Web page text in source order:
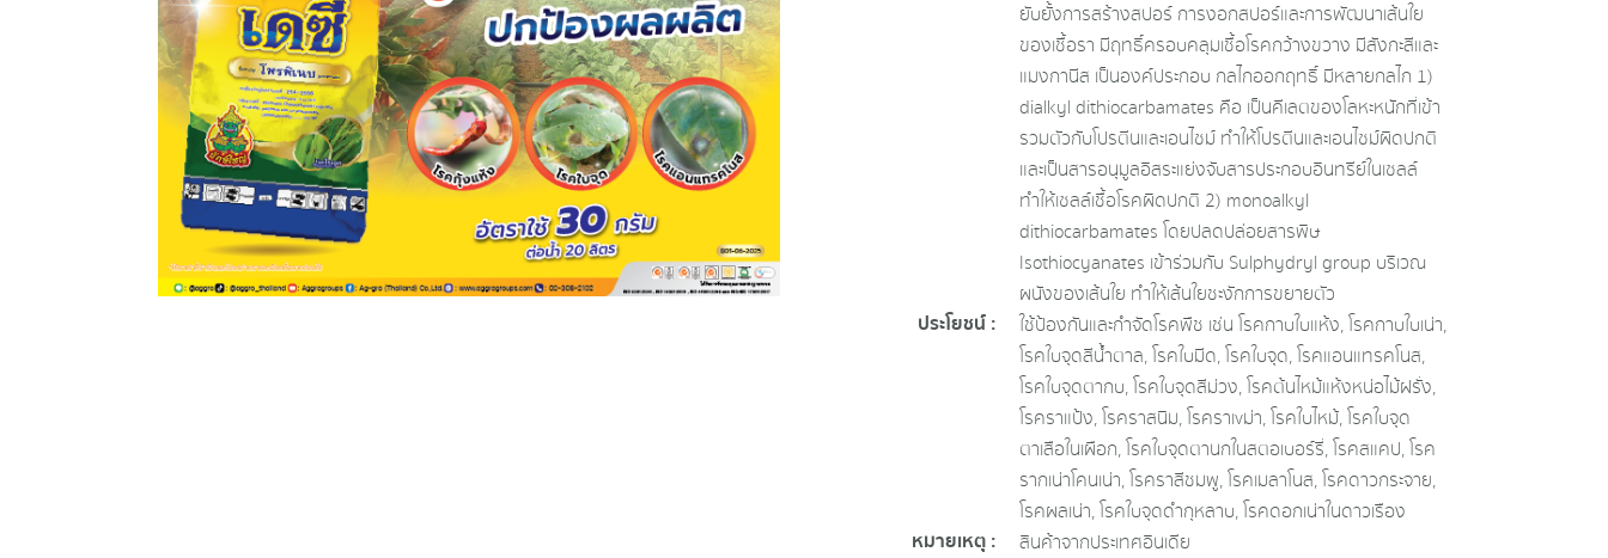
ยับยั้งการสร้างสปอร์ การงอกสปอร์และการพัฒนาเส้นใย
ของเชื้อรา มีฤทธิ์ครอบคลุมเชื้อโรคกว้างขวาง มีสังกะสีและ
แมงกานีส เป็นองค์ประกอบ กลไกออกฤทธิ์ มีหลายกลไก 1)
dialkyl dithiocarbamates คือ เป็นคีเลตของโลหะหนักที่เข้า
รวมตัวกับโปรตีนและเอนไซม์ ทำให้โปรตีนและเอนไซม์ผิดปกติ
และเป็นสารอนุมูลอิสระแย่งจับสารประกอบอินทรีย์ในเซลล์
ทำให้เซลล์เชื้อโรคผิดปกติ 2) monoalkyl
dithiocarbamates โดยปลดปล่อยสารพิษ
Isothiocyanates เข้าร่วมกับ Sulphydryl group บริเวณ
ผนังของเส้นใย ทำให้เส้นใยชะงักการขยายตัว
ประโยชน์ :
ใช้ป้องกันและกําจัดโรคพืช เช่น โรคกาบใบแห้ง, โรคกาบใบเน่า,
โรคใบจุดสีน้ําตาล, โรคใบมีด, โรคใบจุด, โรคแอนแทรคโนส,
โรคใบจุดตากบ, โรคใบจุดสีม่วง, โรคต้นไหม้แห้งหน่อไม้ฝรั่ง,
โรคราแป้ง, โรคราสนิม, โรคราเvม่า, โรคใบไหม้, โรคใบจุด
ตาเสือในเผือก, โรคใบจุดตานกในสตอเบอร์รี่, โรคสแคป, โรค
รากเน่าโคนเน่า, โรคราสีชมพู, โรคเมลาโนส, โรคดาวกระจาย,
โรคผลเน่า, โรคใบจุดดํากุหลาบ, โรคดอกเน่าในดาวเรือง
หมายเหตุ : สินค้าจากประเทศอินเดีย